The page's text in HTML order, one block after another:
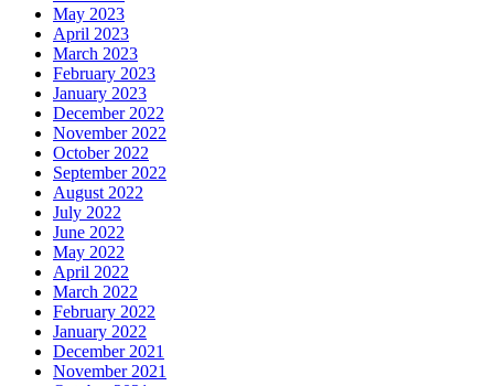
May 2023
April 2023
March 2023
February 2023
January 2023
December 2022
November 2022
October 2022
September 2022
August 2022
July 2022
June 2022
May 2022
April 2022
March 2022
February 2022
January 2022
December 2021
November 2021